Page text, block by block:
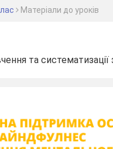
Матеріали до уроків
та